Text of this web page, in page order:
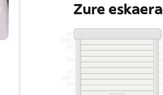
Zure eskaera